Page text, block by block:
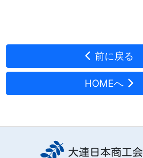
前に戻る
HOMEへ
大連日本商工会